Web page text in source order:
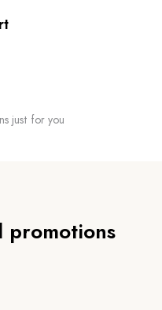
just for you
promotions